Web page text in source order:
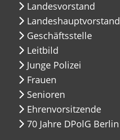
Landesvorstand
Landeshauptvorstand
Geschäftsstelle
Leitbild
Junge Polizei
Frauen
Senioren
Ehrenvorsitzende
70 Jahre DPolG Berlin